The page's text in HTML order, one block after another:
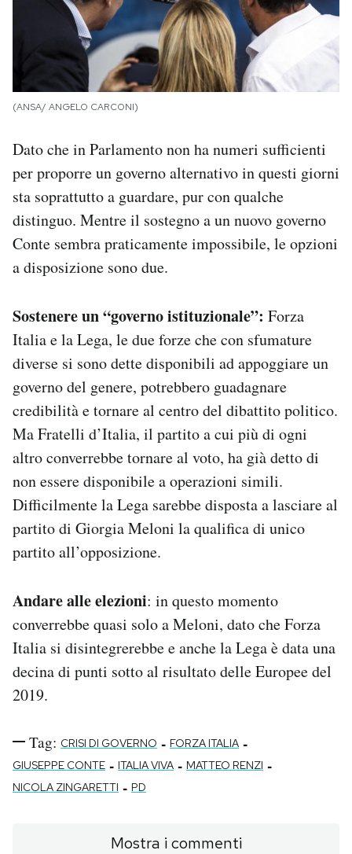
(ANSA/ ANGELO CARCONI)
Dato che in Parlamento non ha numeri sufficienti
per proporre un governo alternativo in questi giorni
sta soprattutto a guardare, pur con qualche
distinguo. Mentre il sostegno a un nuovo governo
Conte sembra praticamente impossibile, le opzioni
a disposizione sono due.
Sostenere un “governo istituzionale”: Forza
Italia e la Lega, le due forze che con sfumature
diverse si sono dette disponibili ad appoggiare un
governo del genere, potrebbero guadagnare
credibilità e tornare al centro del dibattito politico.
Ma Fratelli d’Italia, il partito a cui più di ogni
altro converrebbe tornare al voto, ha già detto di
non essere disponibile a operazioni simili.
Difficilmente la Lega sarebbe disposta a lasciare al
partito di Giorgia Meloni la qualifica di unico
partito all’opposizione.
Andare alle elezioni: in questo momento
converrebbe quasi solo a Meloni, dato che Forza
Italia si disintegrerebbe e anche la Lega è data una
decina di punti sotto al risultato delle Europee del
2019.
Tag: CRISI DI GOVERNO - FORZA ITALIA -
GIUSEPPE CONTE - ITALIA VIVA - MATTEO RENZI -
NICOLA ZINGARETTI - PD
Mostra i commenti